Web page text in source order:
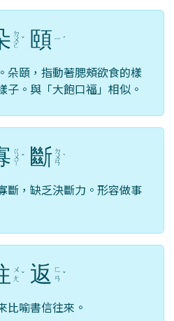
ㄉ
ㄨ
ㄛ
ˇ 頤 ㄧ ˊ
朵頤，指動著腮頰欲食的樣
子。與「大飽口福」相似。
ㄍ
ㄨ
ㄚ
ˇ 斷 ㄉ
ㄨ
ㄢ
ˋ
斷，缺乏決斷力。形容做事
ㄨ
ㄤ ˇ 返 ㄈ
ㄢ ˇ
比喻書信往來。